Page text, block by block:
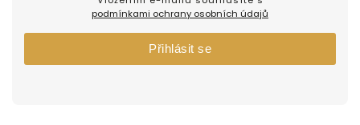
podmínkami ochrany osobních údajů
Přihlásit se